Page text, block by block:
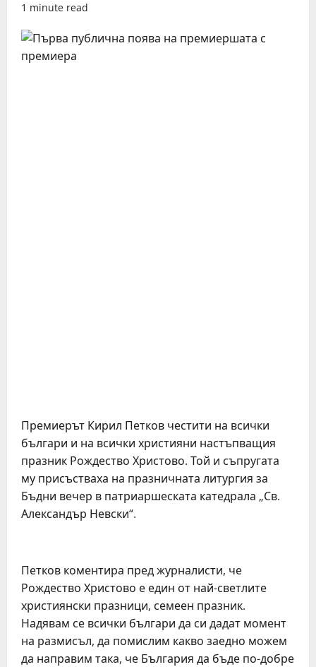
1 minute read
Премиерът Кирил Петков честити на всички
българи и на всички християни настъпващия
празник Рождество Христово. Той и съпругата
му присъстваха на празничната литургия за
Бъдни вечер в патриаршеската катедрала „Св.
Александър Невски“.
Петков коментира пред журналисти, че
Рождество Христово е един от най-светлите
християнски празници, семеен празник.
Надявам се всички българи да си дадат момент
на размисъл, да помислим какво заедно можем
да направим така, че България да бъде по-добре